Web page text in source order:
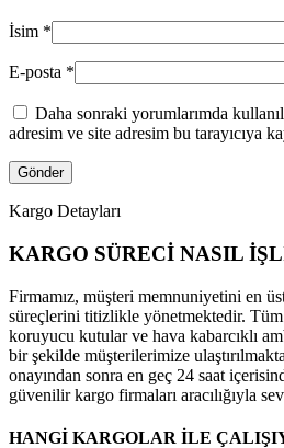
İsim *
E-posta *
Daha sonraki yorumlarımda
adresim ve site adresim bu tarayıcıya
Kargo Detayları
KARGO SÜRECİ NASIL
Firmamız, müşteri memnuniyetini en
süreçlerini titizlikle yönetmektedir.
koruyucu kutular ve hava kabarcıklı
bir şekilde müşterilerimize
onayından sonra en geç 24 saat
güvenilir kargo firmaları aracılığıyla
HANGİ KARGOLAR İLE